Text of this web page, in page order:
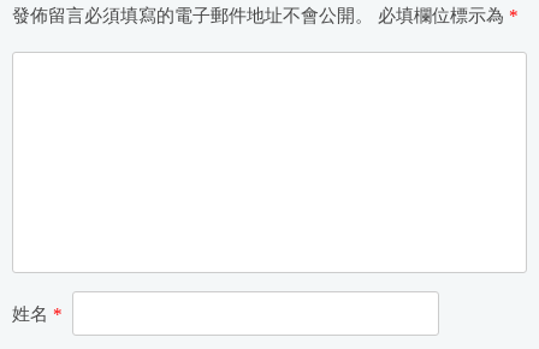
發佈留言必須填寫的電子郵件地址不會公開。 必填欄位標示為 *
姓名 *